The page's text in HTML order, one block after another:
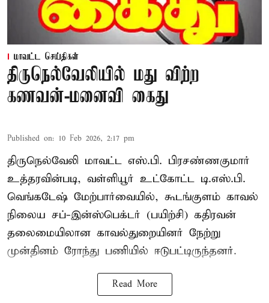
மாவட்ட செய்திகள்
திருநெல்வேலியில் மது விற்ற
கணவன்-மனைவி கைது
Published on: 10 Feb 2026, 2:17 pm
திருநெல்வேலி மாவட்ட எஸ்.பி. பிரசண்ணகுமார்
உத்தரவின்படி, வள்ளியூர் உட்கோட்ட டி.எஸ்.பி.
வெங்கடேஷ் மேற்பார்வையில், கூடங்குளம் காவல்
நிலைய சப்-இன்ஸ்பெக்டர் (பயிற்சி) கதிரவன்
தலைமையிலான காவல்துறையினர் நேற்று
முன்தினம் ரோந்து பணியில் ஈடுபட்டிருந்தனர்.
Read More